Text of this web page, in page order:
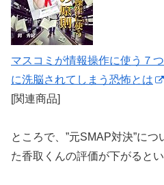
マスコミが情報操作に使う７
に洗脳されてしまう恐怖とは
[関連商品]
ところで、”元SMAP対決”に
た香取くんの評価が下がると